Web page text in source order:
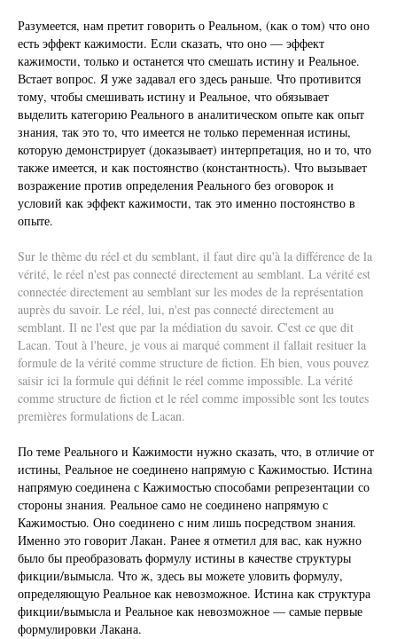
Разумеется, нам претит говорить о Реальном, (как о том) что оно
есть эффект кажимости. Если сказать, что оно — эффект
кажимости, только и останется что смешать истину и Реальное.
Встает вопрос. Я уже задавал его здесь раньше. Что противится
тому, чтобы смешивать истину и Реальное, что обязывает
выделить категорию Реального в аналитическом опыте как опыт
знания, так это то, что имеется не только переменная истины,
которую демонстрирует (доказывает) интерпретация, но и то, что
также имеется, и как постоянство (константность). Что вызывает
возражение против определения Реального без оговорок и
условий как эффект кажимости, так это именно постоянство в
опыте.
Sur le thème du réel et du semblant, il faut dire qu'à la différence de la
vérité, le réel n'est pas connecté directement au semblant. La vérité est
connectée directement au semblant sur les modes de la représentation
auprès du savoir. Le réel, lui, n'est pas connecté directement au
semblant. Il ne l'est que par la médiation du savoir. C'est ce que dit
Lacan. Tout à l'heure, je vous ai marqué comment il fallait resituer la
formule de la vérité comme structure de fiction. Eh bien, vous pouvez
saisir ici la formule qui définit le réel comme impossible. La vérité
comme structure de fiction et le réel comme impossible sont les toutes
premières formulations de Lacan.
По теме Реального и Кажимости нужно сказать, что, в отличие от
истины, Реальное не соединено напрямую с Кажимостью. Истина
напрямую соединена с Кажимостью способами репрезентации со
стороны знания. Реальное само не соединено напрямую с
Кажимостью. Оно соединено с ним лишь посредством знания.
Именно это говорит Лакан. Ранее я отметил для вас, как нужно
было бы преобразовать формулу истины в качестве структуры
фикции/вымысла. Что ж, здесь вы можете уловить формулу,
определяющую Реальное как невозможное. Истина как структура
фикции/вымысла и Реальное как невозможное — самые первые
формулировки Лакана.